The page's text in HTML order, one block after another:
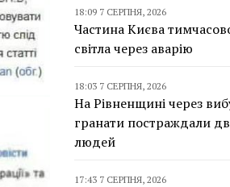
18:09 7 СЕРПНЯ, 2026
Частина Києва
світла через аварію
18:03 7 СЕРПНЯ, 2026
На Рівненщині через
гранати постраждали
людей
17:43 7 СЕРПНЯ, 2026